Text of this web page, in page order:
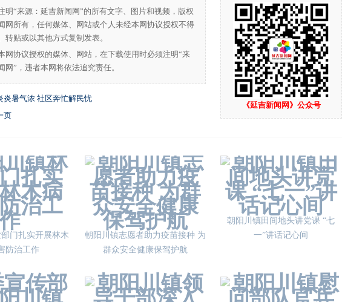
《延吉新闻网》公众号
明“来源：延吉新闻网”的所有文字、图片和视频，版权
网所有，任何媒体、网站或个人未经本网协议授权不得
转贴或以其他方式复制发表。
网协议授权的媒体、网站，在下载使用时必须注明“来
网”，违者本网将依法追究责任。
炎暑气浓 社区奔忙解民忧
页
门扎实开展林木
防治工作
朝阳川镇志愿者助力疫苗接种 为
群众安全健康保驾护航
朝阳川镇田间地头讲党课 “七
一”讲话记心间